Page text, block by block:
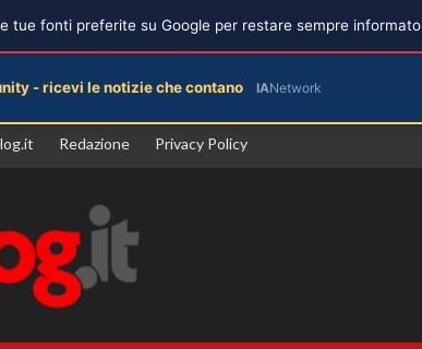
Redazione Privacy Policy
tue fonti preferite su Google per restare sempre informato
- ricevi le notizie che contano IANetwork